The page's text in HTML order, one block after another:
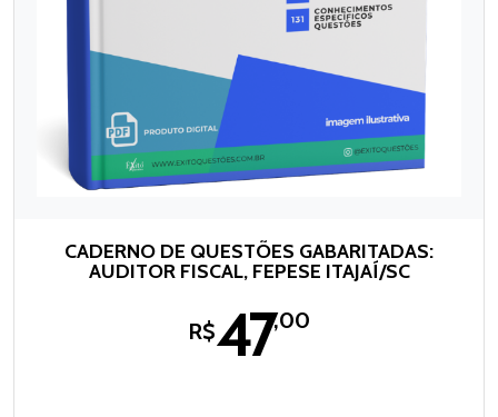
CADERNO DE QUESTÕES GABARITADAS:
AUDITOR FISCAL, FEPESE ITAJAÍ/SC
R$47,00